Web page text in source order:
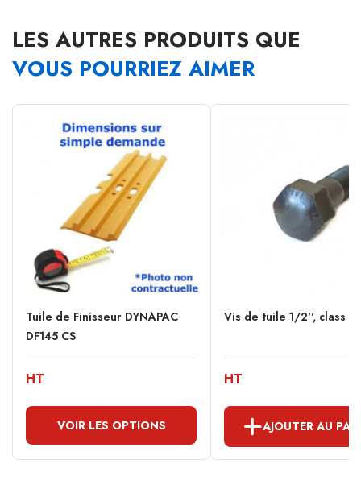
LES AUTRES PRODUITS QUE
VOUS POURRIEZ AIMER
Tuile de Finisseur DYNAPAC
DF145 CS
HT
VOIR LES OPTIONS
Vis de tuile 1/2'', class
HT
AJOUTER AU